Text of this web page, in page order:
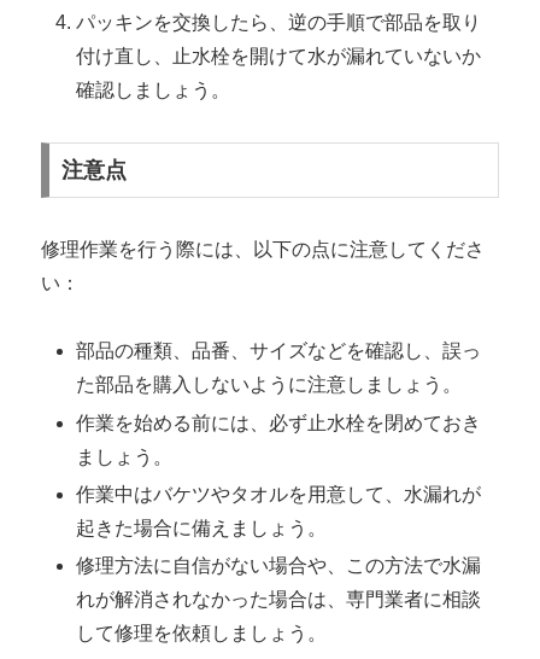
パッキンを交換したら、逆の手順で部品を取り
付け直し、止水栓を開けて水が漏れていないか
確認しましょう。
注意点
修理作業を行う際には、以下の点に注意してくださ
い：
部品の種類、品番、サイズなどを確認し、誤っ
た部品を購入しないように注意しましょう。
作業を始める前には、必ず止水栓を閉めておき
ましょう。
作業中はバケツやタオルを用意して、水漏れが
起きた場合に備えましょう。
修理方法に自信がない場合や、この方法で水漏
れが解消されなかった場合は、専門業者に相談
して修理を依頼しましょう。